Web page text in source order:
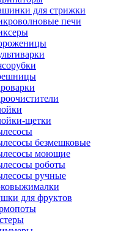
для стрижки
печи
щетки
безмешковые
моющие
роботы
ручные
для фруктов